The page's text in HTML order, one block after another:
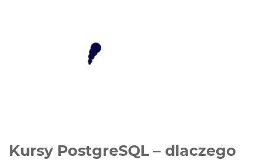
Kursy PostgreSQL – dlaczego